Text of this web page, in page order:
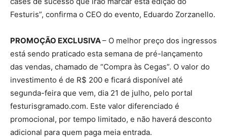
Festuris”, confirma o CEO do evento, Eduardo Zorzanello.
PROMOÇÃO EXCLUSIVA– O melhor preço dos ingressos
está sendo praticado esta semana de pré-lançamento
das vendas, chamado de “Compra às Cegas”. O valor do
investimento é de R$ 200 e ficará disponível até
segunda-feira que vem, dia 21 de julho, pelo portal
festurisgramado.com. Este valor diferenciado é
promocional, por tempo limitado, e não haverá desconto
adicional para quem paga meia entrada.